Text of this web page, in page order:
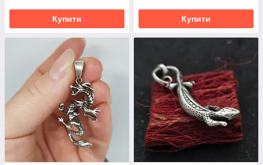
Купити Купити